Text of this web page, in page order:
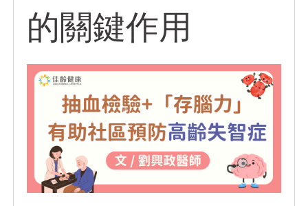
的關鍵作用